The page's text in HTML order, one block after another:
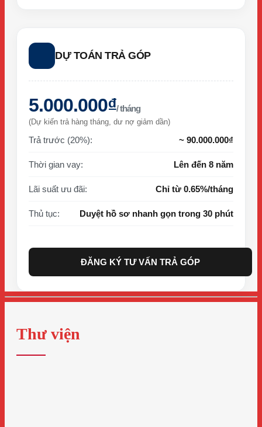
DỰ TOÁN TRẢ GÓP
5.000.000₫/ tháng
(Dự kiến trả hàng tháng, dư nợ giảm dần)
Trả trước (20%): ~ 90.000.000₫
Thời gian vay: Lên đến 8 năm
Lãi suất ưu đãi: Chỉ từ 0.65%/tháng
Thủ tục: Duyệt hồ sơ nhanh gọn trong 30 phút
ĐĂNG KÝ TƯ VẤN TRẢ GÓP
Thư viện